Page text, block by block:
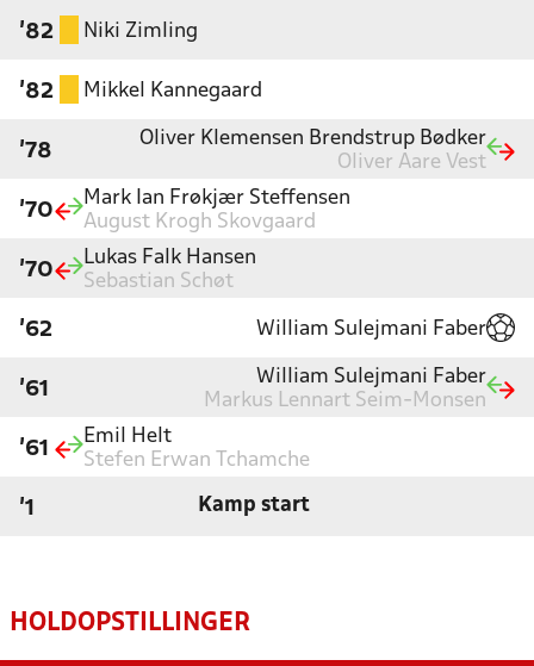
'82 Niki Zimling
'82 Mikkel Kannegaard
'78
Oliver Klemensen Brendstrup Bødker
Oliver Aare Vest
'70
Mark Ian Frøkjær Steffensen
August Krogh Skovgaard
'70
Lukas Falk Hansen
Sebastian Schøt
'62 William Sulejmani Faber
'61
William Sulejmani Faber
Markus Lennart Seim-Monsen
'61
Emil Helt
Stefen Erwan Tchamche
'1 Kamp start
HOLDOPSTILLINGER